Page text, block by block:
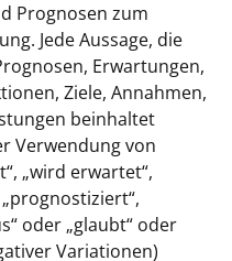
Prognosen zum
Jede Aussage, die
Erwartungen,
Ziele, Annahmen,
beinhaltet
Verwendung von
„wird erwartet“,
„prognostiziert“,
oder „glaubt“ oder
Variationen)